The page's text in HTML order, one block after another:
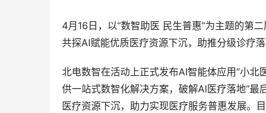
4月16日，以“数智助医 民生普惠”为主题的第
共探AI赋能优质医疗资源下沉，助推分级诊疗落
北电数智在活动上正式发布AI智能体应用“小北
供一站式数智化解决方案，破解AI医疗落地“
医疗资源下沉，助力实现医疗服务普惠发展。